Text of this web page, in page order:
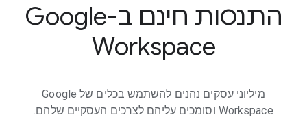
התנסות חינם ב-Google
Workspace
מיליוני עסקים נהנים להשתמש בכלים של Google
Workspace וסומכים עליהם לצרכים העסקיים שלהם.